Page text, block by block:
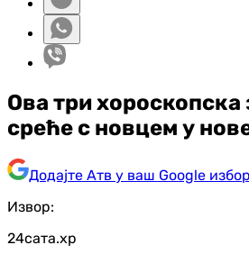
Ова три хороскопска
среће с новцем у
Додајте Атв у ваш Google избор
Извор:
24сата.хр